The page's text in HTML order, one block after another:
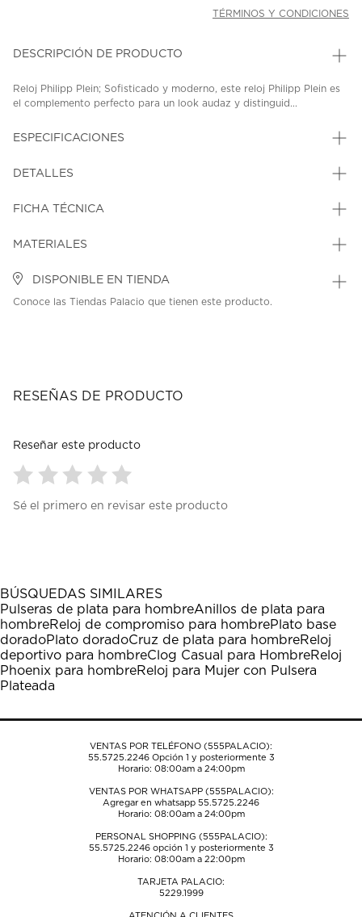
TÉRMINOS Y CONDICIONES
DESCRIPCIÓN DE PRODUCTO
Reloj Philipp Plein; Sofisticado y moderno, este reloj Philipp Plein es
el complemento perfecto para un look audaz y distinguid...
ESPECIFICACIONES
DETALLES
FICHA TÉCNICA
MATERIALES
DISPONIBLE EN TIENDA
Conoce las Tiendas Palacio que tienen este producto.
RESEÑAS DE PRODUCTO
Reseñar este producto
para
1
estrella
Esta
acción
abrirá
el
formulario
de
para
estrellas.
Esta
acción
abrirá
el
formulario
de
para
estrellas.
Esta
acción
abrirá
el
formulario
para
estrellas.
Esta
acción
abrirá
el
formulario
para
estrellas.
Esta
acción
abrirá
el
formulario
Sé el primero en revisar este producto
BÚSQUEDAS SIMILARES
Pulseras de plata para hombreAnillos de plata para
hombreReloj de compromiso para hombrePlato base
doradoPlato doradoCruz de plata para hombreReloj
deportivo para hombreClog Casual para HombreReloj
Phoenix para hombreReloj para Mujer con Pulsera
Plateada
VENTAS POR TELÉFONO (555PALACIO):
55.5725.2246Opción 1 y posteriormente 3
Horario: 08:00am a 24:00pm
VENTAS POR WHATSAPP (555PALACIO):
Agregar en whatsapp 55.5725.2246
Horario: 08:00am a 24:00pm
PERSONAL SHOPPING (555PALACIO):
55.5725.2246opción 1 y posteriormente 3
Horario: 08:00am a 22:00pm
TARJETA PALACIO:
5229.1999